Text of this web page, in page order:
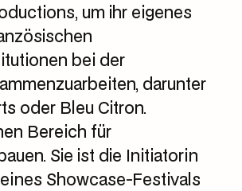
um ihr eigenes
bei der
darunter
oder Bleu Citron.
Bereich für
Sie ist die Initiatorin
Showcase-Festivals